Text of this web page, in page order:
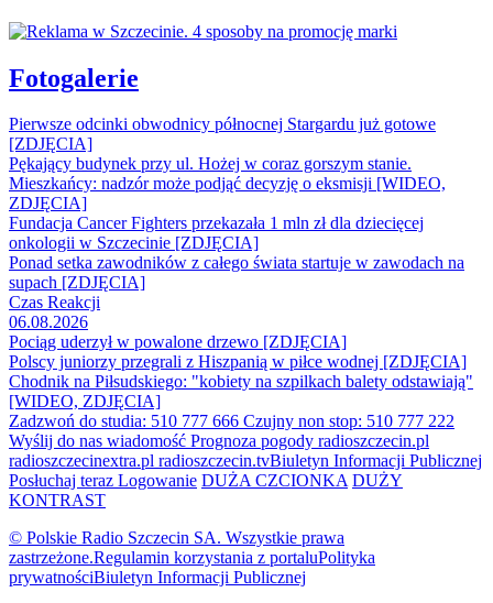
Fotogalerie
Pierwsze odcinki obwodnicy północnej Stargardu już gotowe
[ZDJĘCIA]
Pękający budynek przy ul. Hożej w coraz gorszym stanie.
Mieszkańcy: nadzór może podjąć decyzję o eksmisji [WIDEO,
ZDJĘCIA]
Fundacja Cancer Fighters przekazała 1 mln zł dla dziecięcej
onkologii w Szczecinie [ZDJĘCIA]
Ponad setka zawodników z całego świata startuje w zawodach na
supach [ZDJĘCIA]
Czas Reakcji
06.08.2026
Pociąg uderzył w powalone drzewo [ZDJĘCIA]
Polscy juniorzy przegrali z Hiszpanią w piłce wodnej [ZDJĘCIA]
Chodnik na Piłsudskiego: "kobiety na szpilkach balety odstawiają"
[WIDEO, ZDJĘCIA]
Zadzwoń do studia: 510 777 666 Czujny non stop: 510 777 222
Wyślij do nas wiadomość Prognoza pogody radioszczecin.pl
radioszczecinextra.pl radioszczecin.tvBiuletyn Informacji Publicznej
Posłuchaj teraz Logowanie DUŻA CZCIONKA DUŻY
KONTRAST
© Polskie Radio Szczecin SA. Wszystkie prawa
zastrzeżone.Regulamin korzystania z portaluPolityka
prywatnościBiuletyn Informacji Publicznej